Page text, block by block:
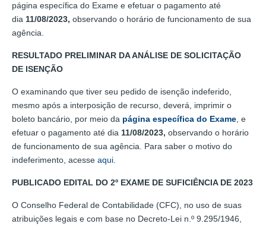
página específica do Exame e efetuar o pagamento até
dia 11/08/2023, observando o horário de funcionamento de sua
agência.
RESULTADO PRELIMINAR DA ANÁLISE DE SOLICITAÇÃO
DE ISENÇÃO
O examinando que tiver seu pedido de isenção indeferido,
mesmo após a interposição de recurso, deverá, imprimir o
boleto bancário, por meio da página específica do Exame , e
efetuar o pagamento até dia 11/08/2023, observando o horário
de funcionamento de sua agência. Para saber o motivo do
indeferimento, acesse aqui
PUBLICADO EDITAL DO 2º EXAME DE SUFICIÊNCIA DE 2023
O Conselho Federal de Contabilidade (CFC), no uso de suas
atribuições legais e com base no Decreto-Lei n.º 9.295/1946,